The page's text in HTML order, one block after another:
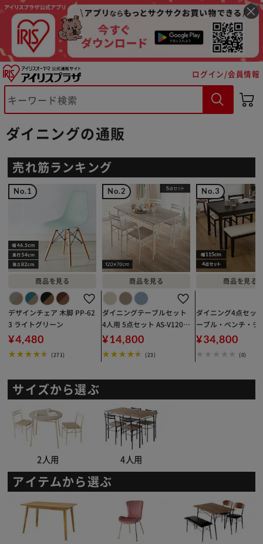
ログイン/会員情報
ダイニングの通販
売れ筋ランキング
デザインチェア 木脚 PP-62
3 ライトグリーン
¥4,480
(271)
ダイニングテーブルセット
4人用 5点セット AS-V120
ナチュラル
¥14,800
(23)
ダイニング4点セッ
ーブル・ベンチ・チ
脚） ダークブラウン
¥34,800
(0)
サイズから選ぶ
2人用 4人用
アイテムから選ぶ
※ご確認ください
カートに入れる 購入手続きへ